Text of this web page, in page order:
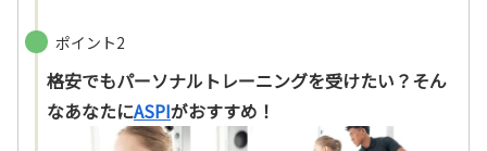
ポイント2
格安でもパーソナルトレーニングを受けたい？そん
なあなたにASPIがおすすめ！